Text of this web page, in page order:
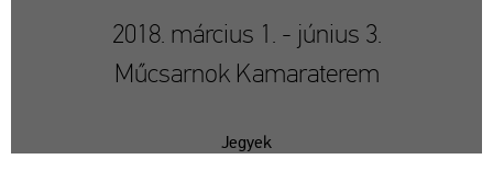
2018. március 1. - június 3.
Műcsarnok Kamaraterem
Jegyek